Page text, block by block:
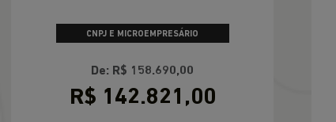
CNPJ E MICROEMPRESÁRIO
De: R$ 158.690,00
R$ 142.821,00